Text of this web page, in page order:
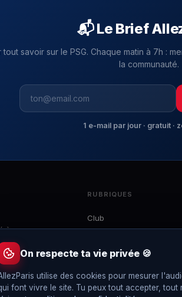
📬 Le Brief
tout savoir sur le PSG. Chaque matin à 7h :
la communauté.
1 e-mail par jour · gratuit ·
à
du
de
RUBRIQUES
Club
Ligue 1
Coupes
EDF
On respecte ta vie privée 🍪
utilise des cookies pour mesurer
font vivre le site. Tu peux tout accepter, tout